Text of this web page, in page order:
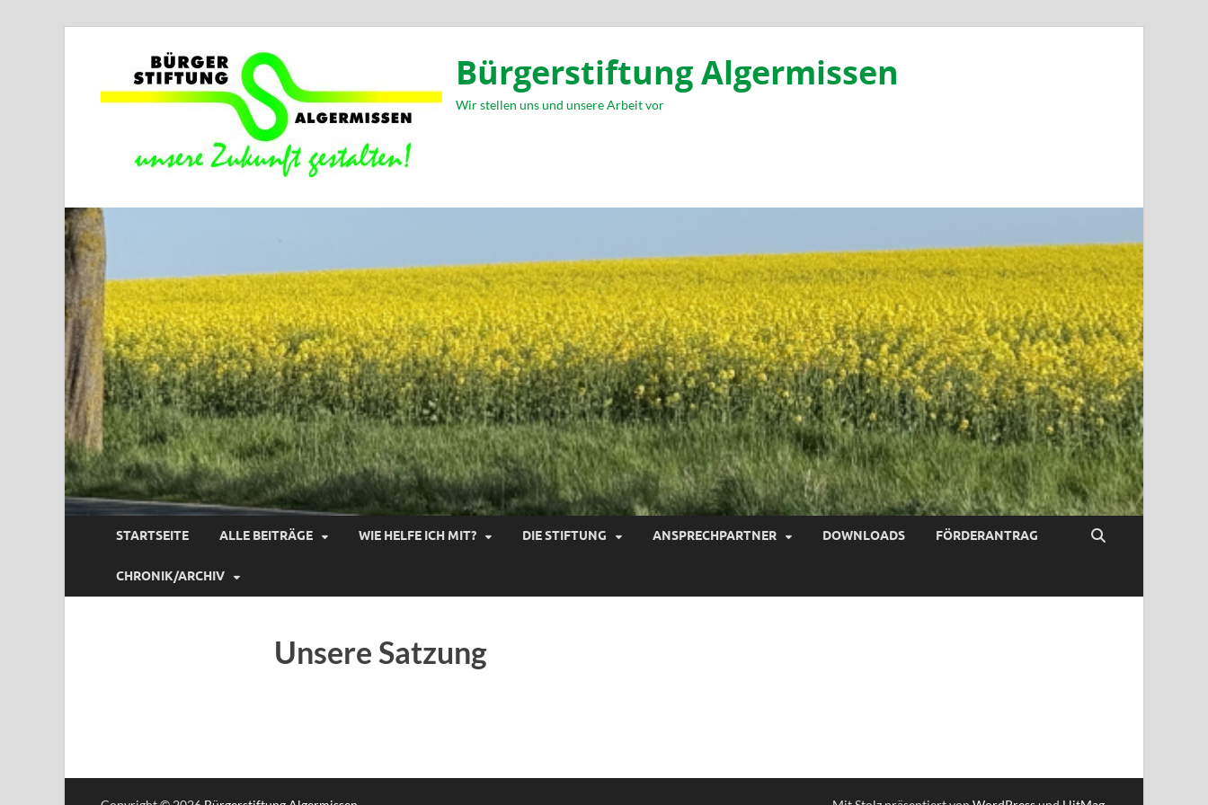
Bürgerstiftung Algermissen
Wir stellen uns und unsere Arbeit vor
STARTSEITE ALLE BEITRÄGE WIE HELFE ICH MIT? DIE STIFTUNG ANSPRECHPARTNER DOWNLOADS FÖRDERANTRAG
CHRONIK/ARCHIV
Unsere Satzung